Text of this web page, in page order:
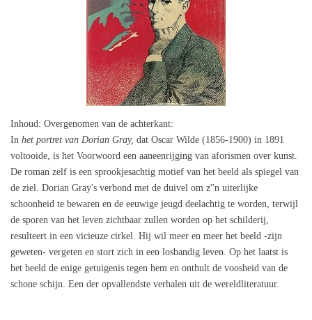
Inhoud: Overgenomen van de achterkant:
In het portret van Dorian Gray, dat Oscar Wilde (1856-1900) in 1891
voltooide, is het Voorwoord een aaneenrijging van aforismen over kunst.
De roman zelf is een sprookjesachtig motief van het beeld als spiegel van
de ziel. Dorian Gray's verbond met de duivel om z''n uiterlijke
schoonheid te bewaren en de eeuwige jeugd deelachtig te worden, terwijl
de sporen van het leven zichtbaar zullen worden op het schilderij,
resulteert in een vicieuze cirkel. Hij wil meer en meer het beeld -zijn
geweten- vergeten en stort zich in een losbandig leven. Op het laatst is
het beeld de enige getuigenis tegen hem en onthult de voosheid van de
schone schijn. Een der opvallendste verhalen uit de wereldliteratuur.